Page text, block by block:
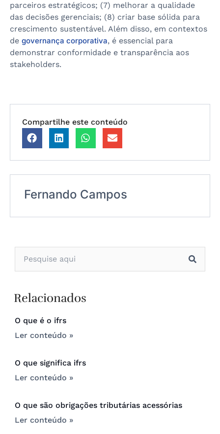
parceiros estratégicos; (7) melhorar a qualidade
das decisões gerenciais; (8) criar base sólida para
crescimento sustentável. Além disso, em contextos
de governança corporativa, é essencial para
demonstrar conformidade e transparência aos
stakeholders.
Compartilhe este conteúdo
Fernando Campos
Relacionados
O que é o ifrs
Ler conteúdo »
O que significa ifrs
Ler conteúdo »
O que são obrigações tributárias acessórias
Ler conteúdo »